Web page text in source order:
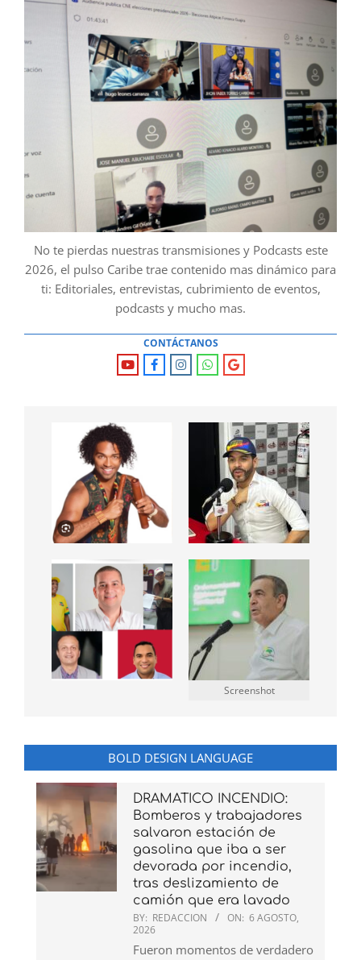
No te pierdas nuestras transmisiones y Podcasts este
2026, el pulso Caribe trae contenido mas dinámico para
ti: Editoriales, entrevistas, cubrimiento de eventos,
podcasts y mucho mas.
CONTÁCTANOS
Screenshot
BOLD DESIGN LANGUAGE
DRAMATICO INCENDIO:
Bomberos y trabajadores
salvaron estación de
gasolina que iba a ser
devorada por incendio,
tras deslizamiento de
camión que era lavado
BY: REDACCION ON: 6 AGOSTO,
2026
Fueron momentos de verdadero